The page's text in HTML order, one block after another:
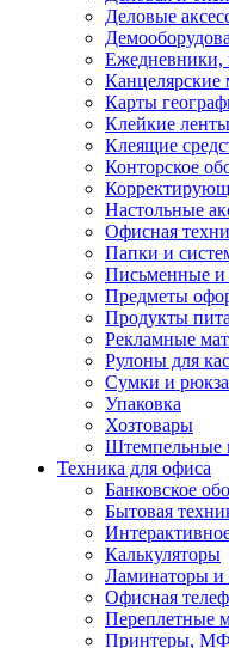
Деловые
Ежедневники,
Канцелярские
Карты
Клейкие
Клеящие
Конторское
Настольные
Офисная
Папки и
Письменные и
Предметы
Продукты
Рекламные
Рулоны для
Сумки и
Упаковка
Хозтовары
Штемпельные
Техника для офиса
Банковское
Бытовая
Калькуляторы
Ламинаторы и
Офисная
Переплетные
Принтеры,